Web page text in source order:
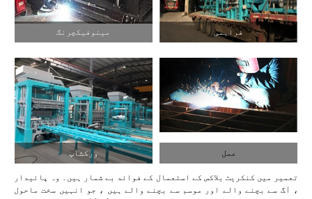
مینوفیکچرنگ فراہمی
ورکشاپ عمل
تعمیر میں کنکریٹ بلاکس کے استعمال کے فوائد بے شمار ہیں۔ وہ پائیدار
، آگ سے بچنے والے اور موسم سے بچنے والے ہیں ، جو انہیں سخت ماحول